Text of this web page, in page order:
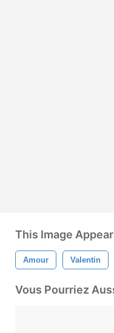
This Image
Amour Valentin
Vous Pourriez